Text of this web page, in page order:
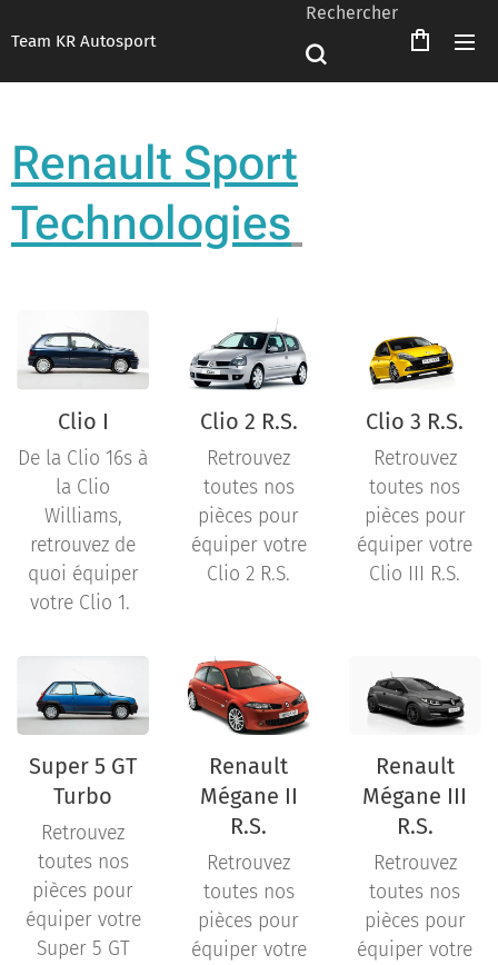
Team KR Autosport
Rechercher
Renault Sport
Technologies
Clio I
De la Clio 16s à
la Clio
Williams,
retrouvez de
quoi équiper
votre Clio 1.
Clio 2 R.S.
Retrouvez
toutes nos
pièces pour
équiper votre
Clio 2 R.S.
Clio 3 R.S.
Retrouvez
toutes nos
pièces pour
équiper votre
Clio III R.S.
Super 5 GT
Turbo
Retrouvez
toutes nos
pièces pour
équiper votre
Super 5 GT
Renault
Mégane II
R.S.
Retrouvez
toutes nos
pièces pour
équiper votre
Renault
Mégane III
R.S.
Retrouvez
toutes nos
pièces pour
équiper votre